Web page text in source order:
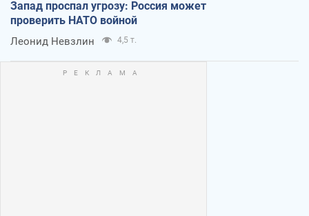
Запад проспал угрозу: Россия может
проверить НАТО войной
Леонид Невзлин 4,5 т.